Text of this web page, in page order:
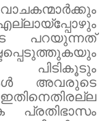
പറയുന്നത്
പിടികൂടും
അവരുടെ
പ്രതിഭാസം